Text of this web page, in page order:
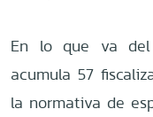
En lo que va del
acumula 57
la normativa de